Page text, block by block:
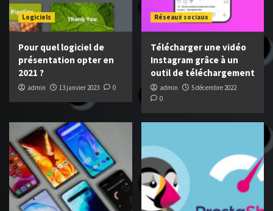
Logiciels
Pour quel logiciel de
présentation opter en
2021 ?
admin 13 janvier 2023 0
Réseaux sociaux
Télécharger une vidéo
Instagram grâce à un
outil de téléchargement
admin
5 décembre 2022
0